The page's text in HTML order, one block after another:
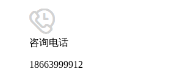
咨询电话
18663999912